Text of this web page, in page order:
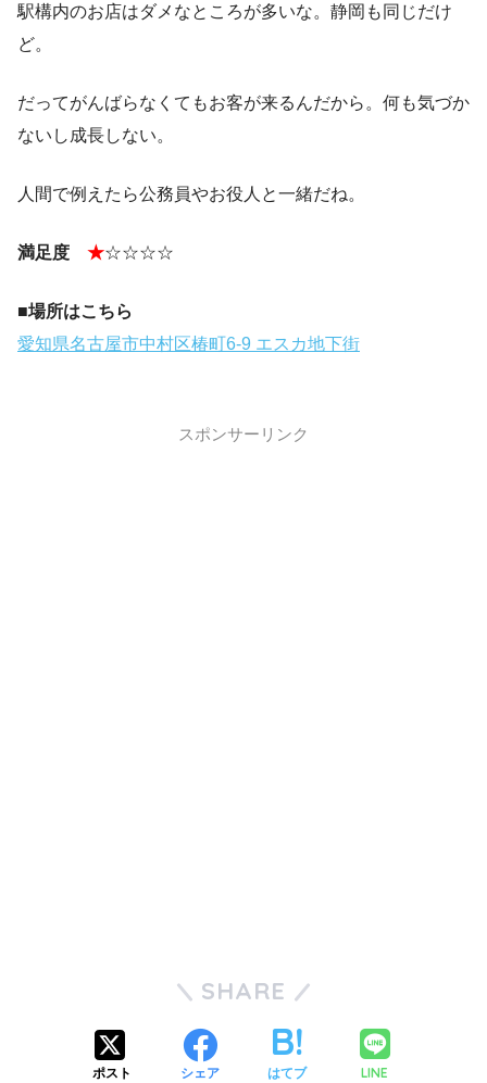
駅構内のお店はダメなところが多いな。静岡も同じだけ
ど。
だってがんばらなくてもお客が来るんだから。何も気づか
ないし成長しない。
人間で例えたら公務員やお役人と一緒だね。
満足度 ★☆☆☆☆
■場所はこちら
愛知県名古屋市中村区椿町6-9 エスカ地下街
スポンサーリンク
SHARE
ポスト シェア はてブ LINE